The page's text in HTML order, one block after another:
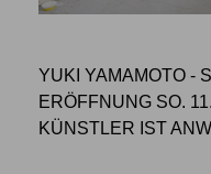
YUKI YAMAMOTO -
ERÖFFNUNG SO.
KÜNSTLER IST